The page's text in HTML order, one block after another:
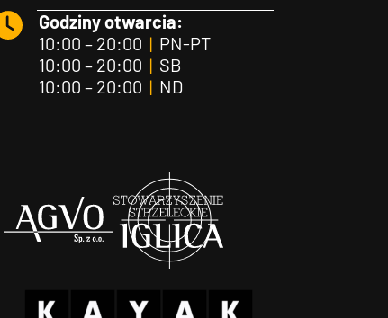
Godziny otwarcia:
10:00 – 20:00 |PN-PT
10:00 – 20:00 |SB
10:00 – 20:00 |ND
Agvo Iglica